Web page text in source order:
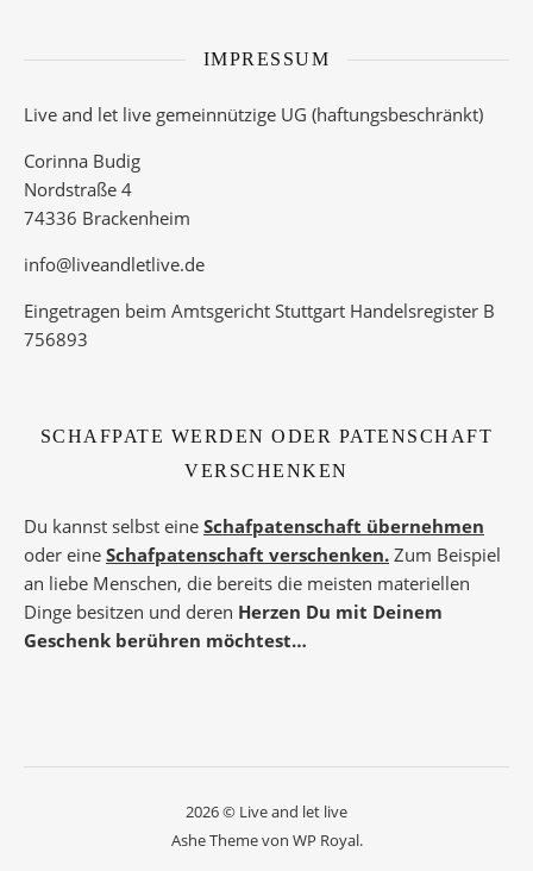
IMPRESSUM
Live and let live gemeinnützige UG (haftungsbeschränkt)
Corinna Budig
Nordstraße 4
74336 Brackenheim
info@liveandletlive.de
Eingetragen beim Amtsgericht Stuttgart Handelsregister B
756893
SCHAFPATE WERDEN ODER PATENSCHAFT
VERSCHENKEN
Du kannst selbst eine Schafpatenschaft übernehmen
oder eine Schafpatenschaft verschenken. Zum Beispiel
an liebe Menschen, die bereits die meisten materiellen
Dinge besitzen und deren Herzen Du mit Deinem
Geschenk berühren möchtest…
2026 © Live and let live
Ashe Theme von WP Royal.